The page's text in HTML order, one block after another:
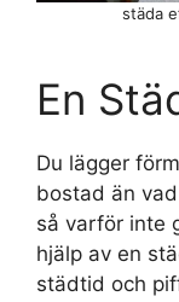
En
Du lägger
bostad än
så varför inte
hjälp av en
städtid och
städa